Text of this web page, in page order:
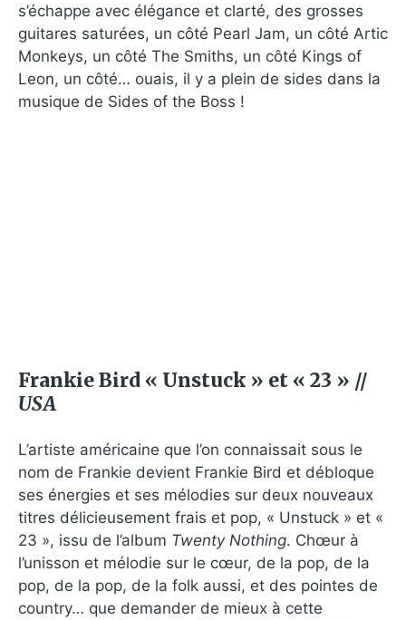
s’échappe avec élégance et clarté, des grosses
guitares saturées, un côté Pearl Jam, un côté Artic
Monkeys, un côté The Smiths, un côté Kings of
Leon, un côté… ouais, il y a plein de sides dans la
musique de Sides of the Boss !
Frankie Bird « Unstuck » et « 23 » //
USA
L’artiste américaine que l’on connaissait sous le
nom de Frankie devient Frankie Bird et débloque
ses énergies et ses mélodies sur deux nouveaux
titres délicieusement frais et pop, « Unstuck » et «
23 », issu de l’album Twenty Nothing. Chœur à
l’unisson et mélodie sur le cœur, de la pop, de la
pop, de la pop, de la folk aussi, et des pointes de
country… que demander de mieux à cette